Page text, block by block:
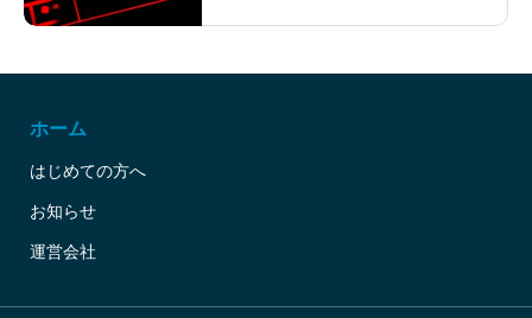
ホーム
はじめての方へ
お知らせ
運営会社